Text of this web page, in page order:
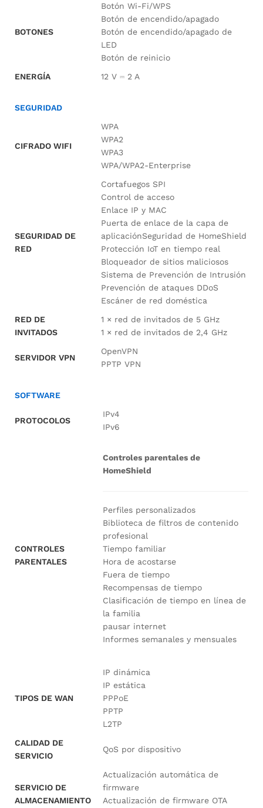
BOTONES
Botón Wi-Fi/WPS
Botón de encendido/apagado
Botón de encendido/apagado de
LED
Botón de reinicio
ENERGÍA
12 V ⎓ 2 A
SEGURIDAD
CIFRADO WIFI
WPA
WPA2
WPA3
WPA/WPA2-Enterprise
SEGURIDAD DE
RED
Cortafuegos SPI
Control de acceso
Enlace IP y MAC
Puerta de enlace de la capa de
aplicaciónSeguridad de HomeShield
Protección IoT en tiempo real
Bloqueador de sitios maliciosos
Sistema de Prevención de Intrusión
Prevención de ataques DDoS
Escáner de red doméstica
RED DE
INVITADOS
1 × red de invitados de 5 GHz
1 × red de invitados de 2,4 GHz
SERVIDOR VPN
OpenVPN
PPTP VPN
SOFTWARE
PROTOCOLOS
IPv4
IPv6
CONTROLES
PARENTALES
Controles parentales de
HomeShield
Perfiles personalizados
Biblioteca de filtros de contenido
profesional
Tiempo familiar
Hora de acostarse
Fuera de tiempo
Recompensas de tiempo
Clasificación de tiempo en línea de
la familia
pausar internet
Informes semanales y mensuales
TIPOS DE WAN
IP dinámica
IP estática
PPPoE
PPTP
L2TP
CALIDAD DE
SERVICIO
QoS por dispositivo
SERVICIO DE
ALMACENAMIENTO
Actualización automática de
firmware
Actualización de firmware OTA